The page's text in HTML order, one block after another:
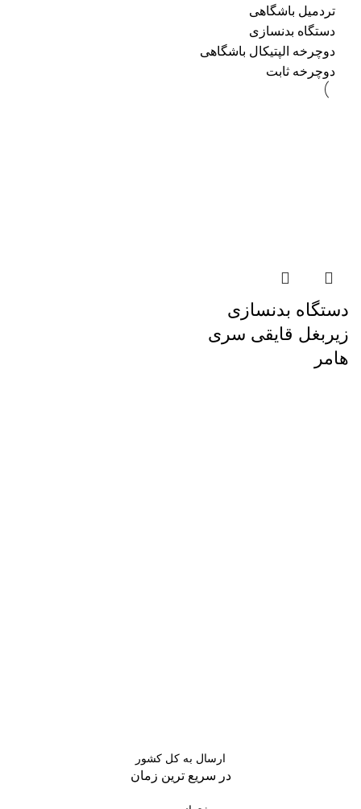
تردمیل باشگاهی
دستگاه بدنسازی
دوچرخه الپتیکال باشگاهی
دوچرخه ثابت
دستگاه بدنسازی
زیربغل قایقی سری
هامر
ارسال به کل کشور
در سریع ترین زمان